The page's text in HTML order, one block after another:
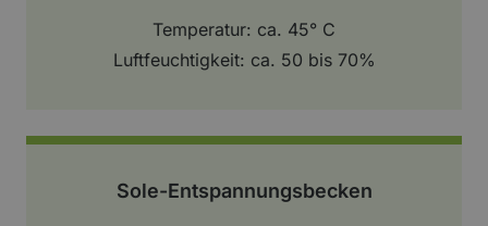
Temperatur: ca. 45° C
Luftfeuchtigkeit: ca. 50 bis 70%
Sole-Entspannungsbecken